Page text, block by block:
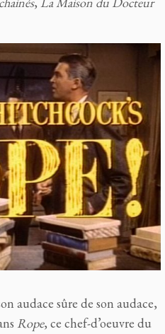
audace sûre de son audace,
Rope, ce chef-d’oeuvre du